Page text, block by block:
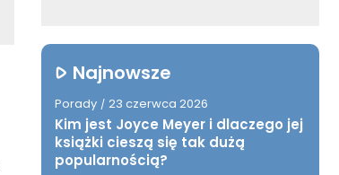
Najnowsze
Porady / 23 czerwca 2026
Kim jest Joyce Meyer i dlaczego jej
książki cieszą się tak dużą
popularnością?